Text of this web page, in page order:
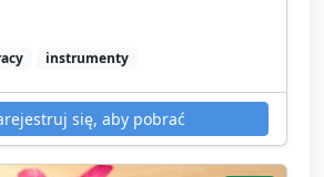
instrumenty
się, aby pobrać